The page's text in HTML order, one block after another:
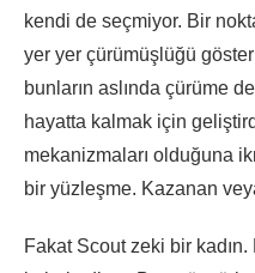
kendi de seçmiyor. Bir
yer yer çürümüşlüğü
bunların aslında çürüme
hayatta kalmak için
mekanizmaları olduğuna
bir yüzleşme. Kazanan
Fakat Scout zeki bir